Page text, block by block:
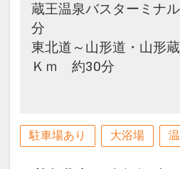
蔵王温泉バスターミナ
分
東北道～山形道・山形
Ｋｍ 約30分
駐車場あり 大浴場